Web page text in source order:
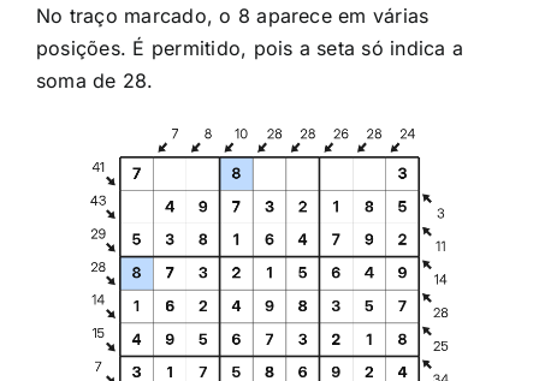
No traço marcado, o 8 aparece em várias
posições. É permitido, pois a seta só indica a
soma de 28.